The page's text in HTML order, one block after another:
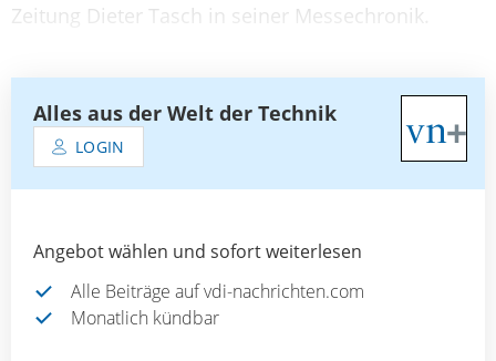
Zeitung Dieter Tasch in seiner Messechronik.
Alles aus der Welt der Technik
LOGIN
Angebot wählen und sofort weiterlesen
Alle Beiträge auf vdi-nachrichten.com
Monatlich kündbar